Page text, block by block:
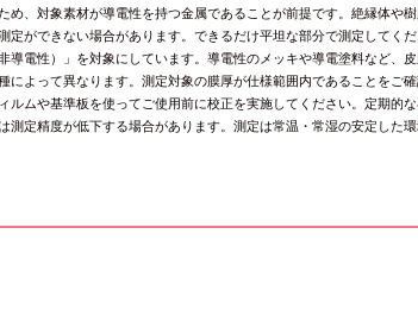
、対象素材が導電性を持つ金属であることが前提です。絶縁体や
ができない場合があります。できるだけ平坦な部分で測定してくだ
電性）」を対象にしています。導電性のメッキや導電塗料など、
よって異なります。測定対象の膜厚が仕様範囲内であることをご確
ムや基準板を使ってご使用前に校正を実施してください。定期的な
定精度が低下する場合があります。測定は常温・常湿の安定した環